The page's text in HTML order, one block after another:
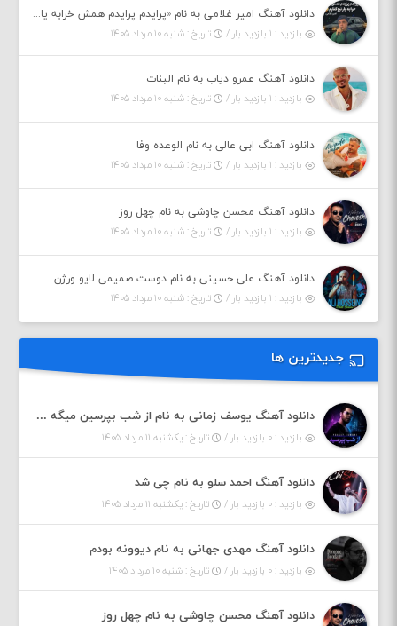
دانلود آهنگ امیر غلامی به نام «پرایدم پرایدم همش خرابه یار نیو کنارم دیگه پولی نداروم (ریمیکس اینستاگرام)»
بازدید : ۱ بازدید بار /
تاریخ : شنبه ۱۰ مرداد ۱۴۰۵
دانلود آهنگ عمرو دیاب به نام البنات
بازدید : ۱ بازدید بار /
تاریخ : شنبه ۱۰ مرداد ۱۴۰۵
دانلود آهنگ ابی عالی به نام الوعده وفا
بازدید : ۱ بازدید بار /
تاریخ : شنبه ۱۰ مرداد ۱۴۰۵
دانلود آهنگ محسن چاوشی به نام چهل روز
بازدید : ۱ بازدید بار /
تاریخ : شنبه ۱۰ مرداد ۱۴۰۵
دانلود آهنگ علی حسینی به نام دوست صمیمی لایو ورژن
بازدید : ۱ بازدید بار /
تاریخ : شنبه ۱۰ مرداد ۱۴۰۵
جدیدترین ها
دانلود آهنگ یوسف زمانی به نام از شب بپرسین میگه چه روزگاری دارم
بازدید : ۰ بازدید بار / تاریخ : یکشنبه ۱۱ مرداد ۱۴۰۵
دانلود آهنگ احمد سلو به نام چی شد
بازدید : ۰ بازدید بار / تاریخ : یکشنبه ۱۱ مرداد ۱۴۰۵
دانلود آهنگ مهدی جهانی به نام دیوونه بودم
بازدید : ۰ بازدید بار / تاریخ : شنبه ۱۰ مرداد ۱۴۰۵
دانلود آهنگ محسن چاوشی به نام چهل روز